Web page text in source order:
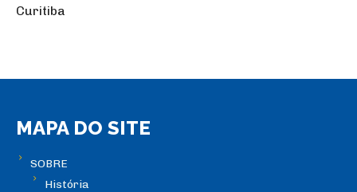
Curitiba
MAPA DO SITE
SOBRE
História